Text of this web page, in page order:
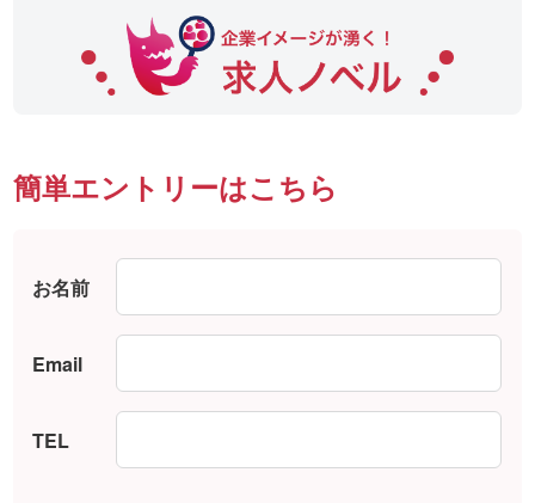
簡単エントリーはこちら
お名前
Email
TEL